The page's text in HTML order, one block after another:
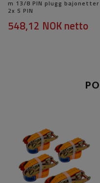
m 13/8 PIN plugg bajonetter
2x 5 PIN
548,12 NOKnetto